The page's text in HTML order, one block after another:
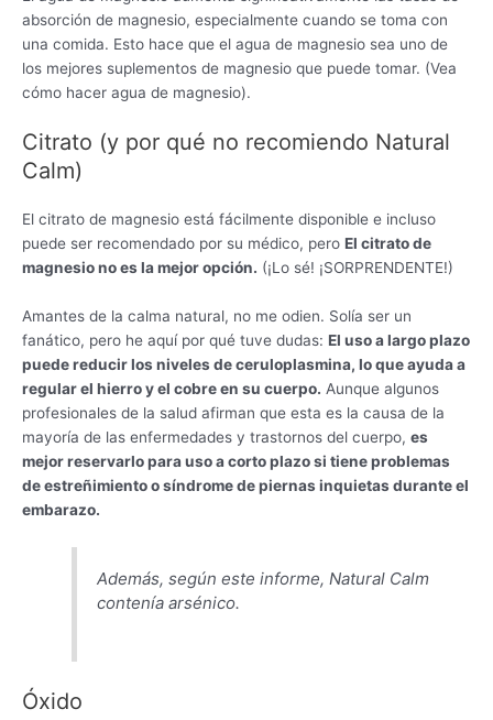
absorción de magnesio, especialmente cuando se toma con
una comida. Esto hace que el agua de magnesio sea uno de
los mejores suplementos de magnesio que puede tomar. (Vea
cómo hacer agua de magnesio).
Citrato (y por qué no recomiendo Natural
Calm)
El citrato de magnesio está fácilmente disponible e incluso
puede ser recomendado por su médico, pero El citrato de
magnesio no es la mejor opción. (¡Lo sé! ¡SORPRENDENTE!)
Amantes de la calma natural, no me odien. Solía ​​ser un
fanático, pero he aquí por qué tuve dudas: El uso a largo plazo
puede reducir los niveles de ceruloplasmina, lo que ayuda a
regular el hierro y el cobre en su cuerpo. Aunque algunos
profesionales de la salud afirman que esta es la causa de la
mayoría de las enfermedades y trastornos del cuerpo, es
mejor reservarlo para uso a corto plazo si tiene problemas
de estreñimiento o síndrome de piernas inquietas durante el
embarazo.
Además, según este informe, Natural Calm
contenía arsénico.
Óxido